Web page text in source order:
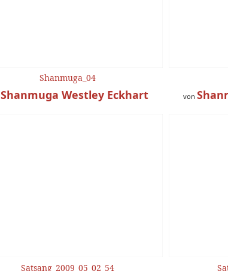
Shanmuga_04
Shanmuga Westley Eckhart von
Satsang_2009_05_02_54